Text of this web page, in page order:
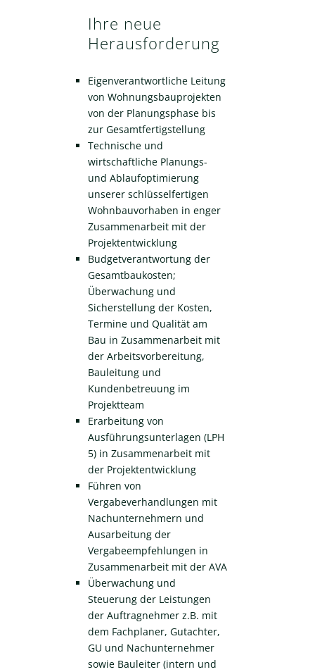
Ihre neue
Herausforderung
Eigenverantwortliche Leitung
von Wohnungsbauprojekten
von der Planungsphase bis
zur Gesamtfertigstellung
Technische und
wirtschaftliche Planungs-
und Ablaufoptimierung
unserer schlüsselfertigen
Wohnbauvorhaben in enger
Zusammenarbeit mit der
Projektentwicklung
Budgetverantwortung der
Gesamtbaukosten;
Überwachung und
Sicherstellung der Kosten,
Termine und Qualität am
Bau in Zusammenarbeit mit
der Arbeitsvorbereitung,
Bauleitung und
Kundenbetreuung im
Projektteam
Erarbeitung von
Ausführungsunterlagen (LPH
5) in Zusammenarbeit mit
der Projektentwicklung
Führen von
Vergabeverhandlungen mit
Nachunternehmern und
Ausarbeitung der
Vergabeempfehlungen in
Zusammenarbeit mit der AVA
Überwachung und
Steuerung der Leistungen
der Auftragnehmer z.B. mit
dem Fachplaner, Gutachter,
GU und Nachunternehmer
sowie Bauleiter (intern und